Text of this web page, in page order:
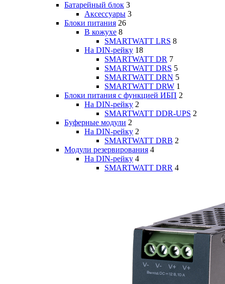
Батарейный блок 3
Аксессуары 3
Блоки питания 26
В кожухе 8
SMARTWATT LRS 8
На DIN-рейку 18
SMARTWATT DR 7
SMARTWATT DRS 5
SMARTWATT DRN 5
SMARTWATT DRW 1
Блоки питания с функцией ИБП 2
На DIN-рейку 2
SMARTWATT DDR-UPS 2
Буферные модули 2
На DIN-рейку 2
SMARTWATT DRB 2
Модули резервирования 4
На DIN-рейку 4
SMARTWATT DRR 4